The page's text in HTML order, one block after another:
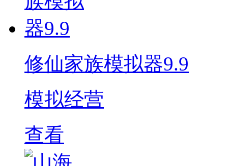
修仙家族模拟器9.9
模拟经营
查看